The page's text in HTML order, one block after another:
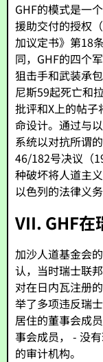
GHF的模式是一
援助交付的授权
加议定书》第18
同，GHF的四个
狙击手和武装承
尼斯59起死亡和
批评和X上的帖
命设计。通过与
系统以对抗所谓
46/182号决议（
种破坏将人道主
以色列的法律义
VII. GHF在
加沙人道基金会
认，当时瑞士联
对在日内瓦注册
举了多项违反瑞
居住的董事会成
事会成员， - 没
的审计机构。